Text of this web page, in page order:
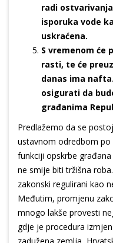
radi
isporuka vode
uskraćena.
S vremenom će
rasti, te će
danas ima
osigurati da
građanima
Predlažemo da se
ustavnom odredbom
funkciji opskrbe
ne smije biti tržišna
zakonski regulirani kao
Međutim, promjenu
mnogo lakše provesti
gdje je procedura